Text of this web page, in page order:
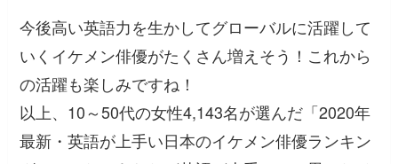
今後高い英語力を生かしてグローバルに活躍して
いくイケメン俳優がたくさん増えそう！これから
の活躍も楽しみですね！
以上、10～50代の女性4,143名が選んだ「2020年
最新・英語が上手い日本のイケメン俳優ランキン